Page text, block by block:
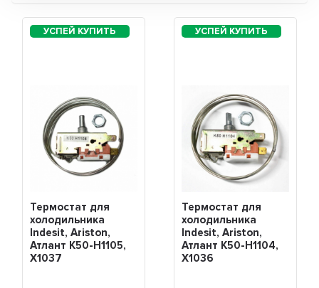
Термостат для
холодильника
Indesit, Ariston,
Атлант K50-H1105,
Х1037
Термостат для
холодильника
Indesit, Ariston,
Атлант K50-H1104,
Х1036